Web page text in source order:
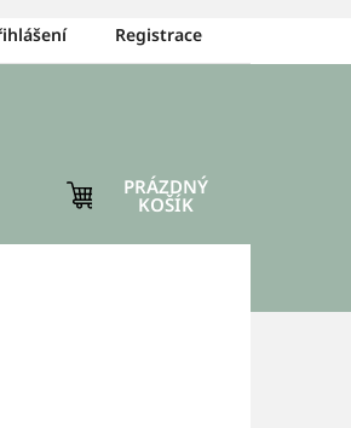
Registrace
NÁKUPNÍ
PRÁZDNÝ
KOŠÍK